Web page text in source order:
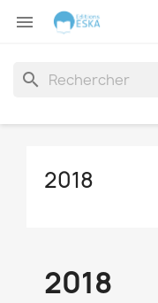

search
2018
2018